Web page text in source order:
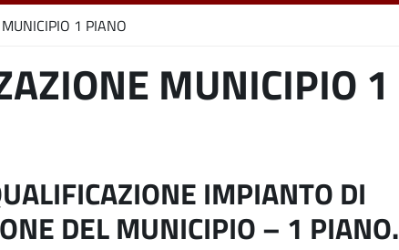
1 PIANO
MUNICIPIO 1
IMPIANTO DI
DEL MUNICIPIO – 1 PIANO.